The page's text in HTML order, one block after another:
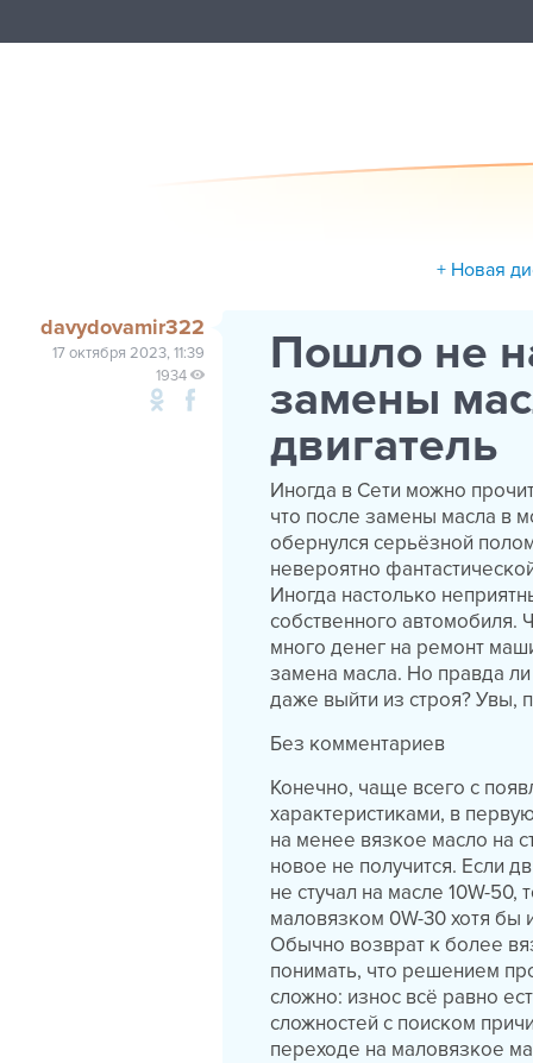
+ Новая
davydovamir322
17 октября 2023, 11:39
1934
Пошло не
замены
двигатель
Иногда в Сети можно
что после замены масла в
обернулся серьёзной
невероятно
Иногда настолько
собственного автомобиля.
много денег на ремонт
замена масла. Но правда
даже выйти из строя? Увы,
Без комментариев
Конечно, чаще всего с
характеристиками, в
на менее вязкое масло на
новое не получится. Если
не стучал на масле 10W-
маловязком 0W-30 хотя
Обычно возврат к более
понимать, что решением
сложно: износ всё равно
сложностей с поиском
переходе на маловязкое